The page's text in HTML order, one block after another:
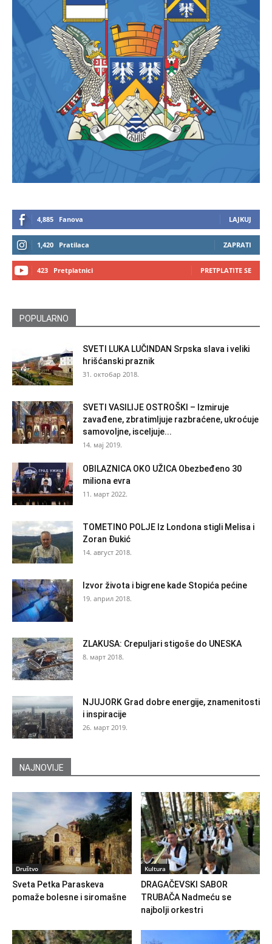
4,885 Fanova LAJKUJ
1,420 Pratilaca ZAPRATI
423 Pretplatnici PRETPLATITE SE
POPULARNO
SVETI LUKA LUČINDAN Srpska slava i veliki
hrišćanski praznik
31. октобар 2018.
SVETI VASILIJE OSTROŠKI – Izmiruje
zavađene, zbratimljuje razbraćene, ukroćuje
samovoljne, isceljuje...
14. мај 2019.
OBILAZNICA OKO UŽICA Obezbeđeno 30
miliona evra
11. март 2022.
TOMETINO POLJE Iz Londona stigli Melisa i
Zoran Đukić
14. август 2018.
Izvor života i bigrene kade Stopića pećine
19. април 2018.
ZLAKUSA: Crepuljari stigoše do UNESKA
8. март 2018.
NJUJORK Grad dobre energije, znamenitosti
i inspiracije
26. март 2019.
NAJNOVIJE
Društvo
Sveta Petka Paraskeva
pomaže bolesne i siromašne
Kultura
DRAGAČEVSKI SABOR
TRUBAČA Nadmeću se
najbolji orkestri